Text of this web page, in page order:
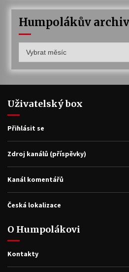
Humpolákův archiv
archiv
Uživatelský box
Přihlásit se
Zdroj kanálů (příspěvky)
Kanál komentářů
Česká lokalizace
O Humpolákovi
Kontakty